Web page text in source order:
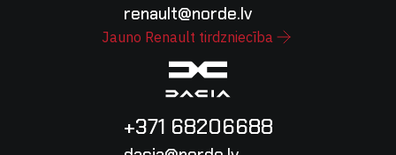
renault@norde.lv
Jauno Renault tirdzniecība
+371 68206688